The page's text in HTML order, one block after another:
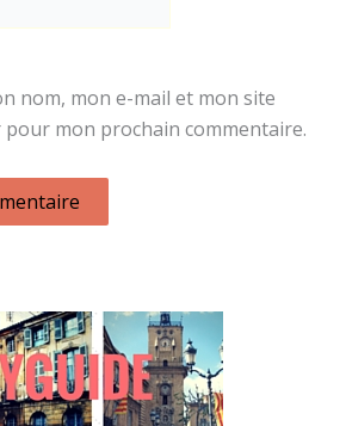
nom, mon e-mail et mon site
mon prochain commentaire.